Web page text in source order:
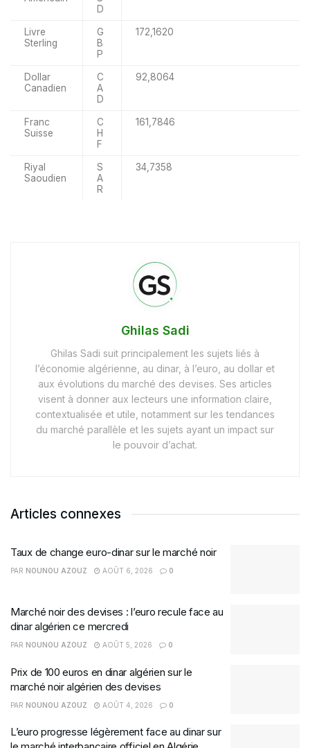
D
Livre
Sterling
G
B
P
172,1620
Dollar
Canadien
C
A
D
92,8064
Franc
Suisse
C
H
F
161,7846
Riyal
Saoudien
S
A
R
34,7358
Ghilas Sadi
Ghilas Sadi suit principalement les sujets liés à
l’économie algérienne, au dinar, à l’euro, au dollar et
aux évolutions du marché des devises. Ses articles
visent à donner aux lecteurs une information claire,
contextualisée et utile, notamment sur les tendances
du marché parallèle et les sujets ayant un impact sur
le pouvoir d’achat.
Articles connexes
Taux de change euro-dinar sur le marché noir
PAR NOUNOU AZOUZ AOÛT 6, 2026 0
Marché noir des devises : l’euro recule face au
dinar algérien ce mercredi
PAR NOUNOU AZOUZ AOÛT 5, 2026 0
Prix de 100 euros en dinar algérien sur le
marché noir algérien des devises
PAR NOUNOU AZOUZ AOÛT 4, 2026 0
L’euro progresse légèrement face au dinar sur